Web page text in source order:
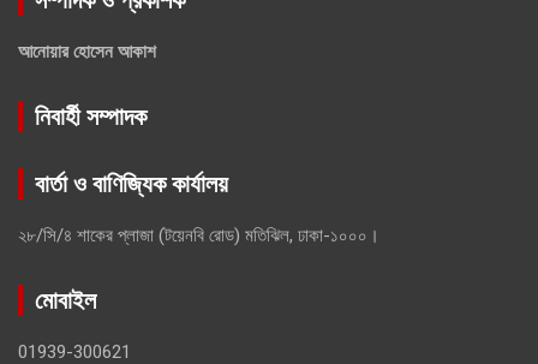
আনোয়ার হোসেন আকাশ
নিবার্হী সম্পাদক
বার্তা ও বাণিজ্যিক কার্যালয়
২৮/সি/৪ শাকের প্লাজা (টয়েনবি রোড) মতিঝিল, ঢাকা-১০০০।
মোবাইল
01939-300621